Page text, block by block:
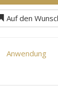
Auf den
Anwendung